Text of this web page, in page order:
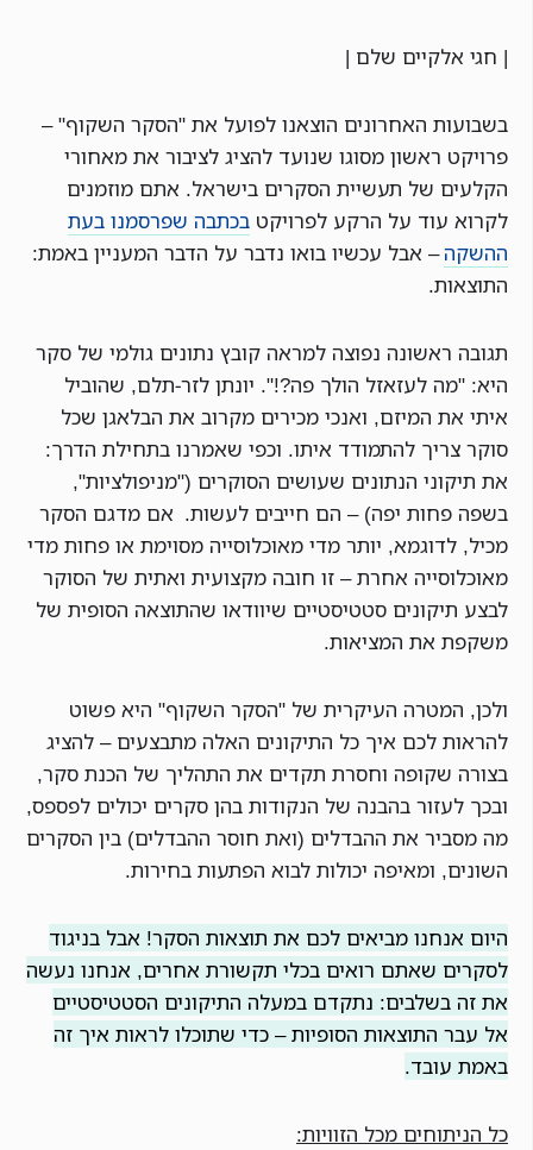
| חגי אלקיים שלם |
בשבועות האחרונים הוצאנו לפועל את "הסקר השקוף" –
פרויקט ראשון מסוגו שנועד להציג לציבור את מאחורי
הקלעים של תעשיית הסקרים בישראל. אתם מוזמנים
לקרוא עוד על הרקע לפרויקט בכתבה שפרסמנו בעת
ההשקה– אבל עכשיו בואו נדבר על הדבר המעניין באמת:
התוצאות.
תגובה ראשונה נפוצה למראה קובץ נתונים גולמי של סקר
היא: "מה לעזאזל הולך פה?!". יונתן לזר-תלם, שהוביל
איתי את המיזם, ואנכי מכירים מקרוב את הבלאגן שכל
סוקר צריך להתמודד איתו. וכפי שאמרנו בתחילת הדרך:
את תיקוני הנתונים שעושים הסוקרים ("מניפולציות",
בשפה פחות יפה) – הם חייבים לעשות. אם מדגם הסקר
מכיל, לדוגמא, יותר מדי מאוכלוסייה מסוימת או פחות מדי
מאוכלוסייה אחרת – זו חובה מקצועית ואתית של הסוקר
לבצע תיקונים סטטיסטיים שיוודאו שהתוצאה הסופית של
משקפת את המציאות.
ולכן, המטרה העיקרית של "הסקר השקוף" היא פשוט
להראות לכם איך כל התיקונים האלה מתבצעים – להציג
בצורה שקופה וחסרת תקדים את התהליך של הכנת סקר,
ובכך לעזור בהבנה של הנקודות בהן סקרים יכולים לפספס,
מה מסביר את ההבדלים (ואת חוסר ההבדלים) בין הסקרים
השונים, ומאיפה יכולות לבוא הפתעות בחירות.
היום אנחנו מביאים לכם את תוצאות הסקר! אבל בניגוד
לסקרים שאתם רואים בכלי תקשורת אחרים, אנחנו נעשה
את זה בשלבים: נתקדם במעלה התיקונים הסטטיסטיים
אל עבר התוצאות הסופיות – כדי שתוכלו לראות איך זה
באמת עובד.
כל הניתוחים מכל הזוויות: